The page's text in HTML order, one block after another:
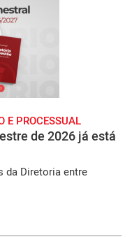
E PROCESSUAL
de 2026 já está
da Diretoria entre